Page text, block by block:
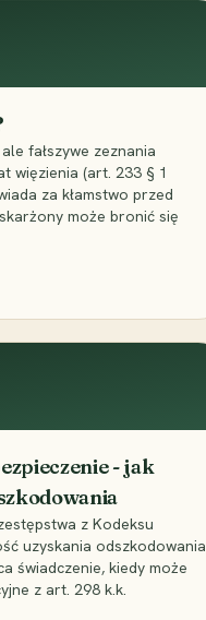
fałszywe zeznania
więzienia (art. 233 § 1
za kłamstwo przed
może bronić się
- jak
z Kodeksu
uzyskania odszkodowania
świadczenie, kiedy może
z art. 298 k.k.